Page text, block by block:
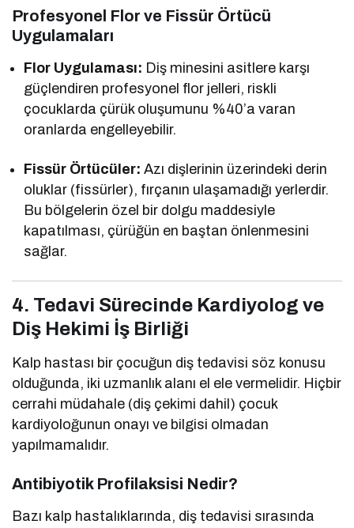
Profesyonel Flor ve Fissür Örtücü
Uygulamaları
Flor Uygulaması: Diş minesini asitlere karşı
güçlendiren profesyonel flor jelleri, riskli
çocuklarda çürük oluşumunu %40’a varan
oranlarda engelleyebilir.
Fissür Örtücüler: Azı dişlerinin üzerindeki derin
oluklar (fissürler), fırçanın ulaşamadığı yerlerdir.
Bu bölgelerin özel bir dolgu maddesiyle
kapatılması, çürüğün en baştan önlenmesini
sağlar.
4. Tedavi Sürecinde Kardiyolog ve
Diş Hekimi İş Birliği
Kalp hastası bir çocuğun diş tedavisi söz konusu
olduğunda, iki uzmanlık alanı el ele vermelidir. Hiçbir
cerrahi müdahale (diş çekimi dahil) çocuk
kardiyoloğunun onayı ve bilgisi olmadan
yapılmamalıdır.
Antibiyotik Profilaksisi Nedir?
Bazı kalp hastalıklarında, diş tedavisi sırasında